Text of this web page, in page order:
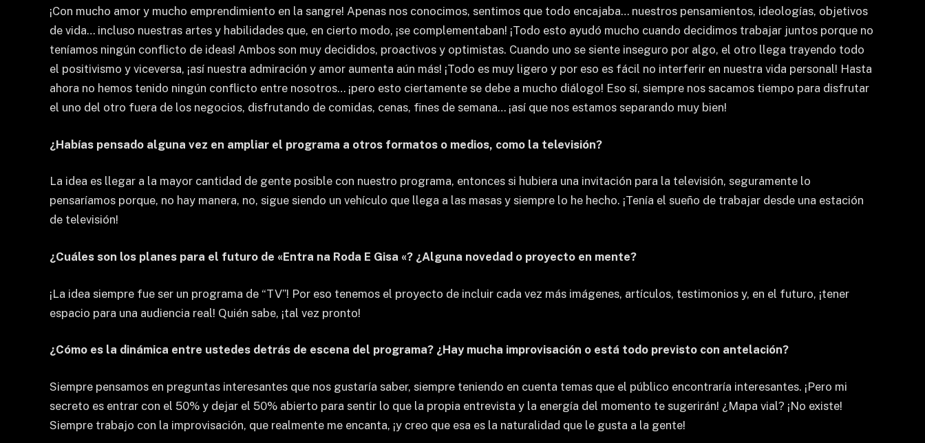
¡Con mucho amor y mucho emprendimiento en la sangre! Apenas nos conocimos, sentimos que todo encajaba… nuestros pensamientos, ideologías, objetivos
de vida… incluso nuestras artes y habilidades que, en cierto modo, ¡se complementaban! ¡Todo esto ayudó mucho cuando decidimos trabajar juntos porque no
teníamos ningún conflicto de ideas! Ambos son muy decididos, proactivos y optimistas. Cuando uno se siente inseguro por algo, el otro llega trayendo todo
el positivismo y viceversa, ¡así nuestra admiración y amor aumenta aún más! ¡Todo es muy ligero y por eso es fácil no interferir en nuestra vida personal! Hasta
ahora no hemos tenido ningún conflicto entre nosotros… ¡pero esto ciertamente se debe a mucho diálogo! Eso sí, siempre nos sacamos tiempo para disfrutar
el uno del otro fuera de los negocios, disfrutando de comidas, cenas, fines de semana… ¡así que nos estamos separando muy bien!
¿Habías pensado alguna vez en ampliar el programa a otros formatos o medios, como la televisión?
La idea es llegar a la mayor cantidad de gente posible con nuestro programa, entonces si hubiera una invitación para la televisión, seguramente lo
pensaríamos porque, no hay manera, no, sigue siendo un vehículo que llega a las masas y siempre lo he hecho. ¡Tenía el sueño de trabajar desde una estación
de televisión!
¿Cuáles son los planes para el futuro de «Entra na Roda E Gisa «? ¿Alguna novedad o proyecto en mente?
¡La idea siempre fue ser un programa de “TV”! Por eso tenemos el proyecto de incluir cada vez más imágenes, artículos, testimonios y, en el futuro, ¡tener
espacio para una audiencia real! Quién sabe, ¡tal vez pronto!
¿Cómo es la dinámica entre ustedes detrás de escena del programa? ¿Hay mucha improvisación o está todo previsto con antelación?
Siempre pensamos en preguntas interesantes que nos gustaría saber, siempre teniendo en cuenta temas que el público encontraría interesantes. ¡Pero mi
secreto es entrar con el 50% y dejar el 50% abierto para sentir lo que la propia entrevista y la energía del momento te sugerirán! ¿Mapa vial? ¡No existe!
Siempre trabajo con la improvisación, que realmente me encanta, ¡y creo que esa es la naturalidad que le gusta a la gente!